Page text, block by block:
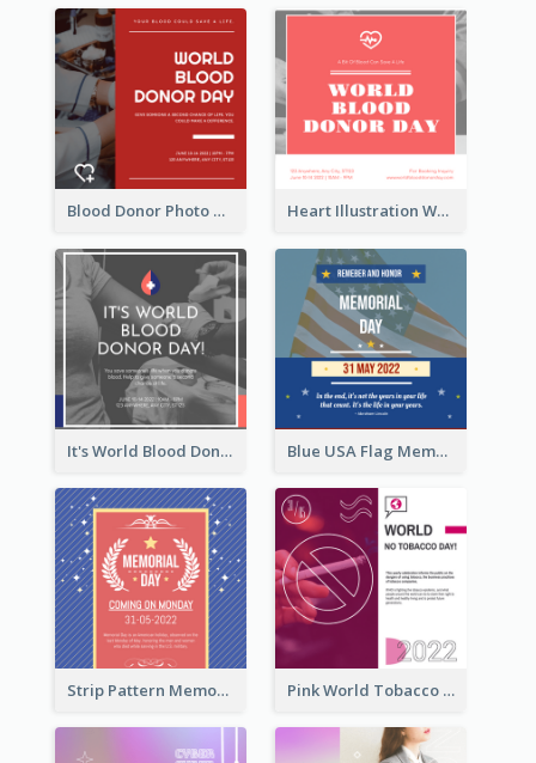
Blood Donor Photo World Blood Donor Day Instagram Post Heart Illustration World Blood Donor Day Instagram Post
It's World Blood Donor Day Photo Instagram Post Blue USA Flag Memorial Day Instagram Post Design
Strip Pattern Memorial Day Instagram Post Pink World Tobacco Day Instagram Post